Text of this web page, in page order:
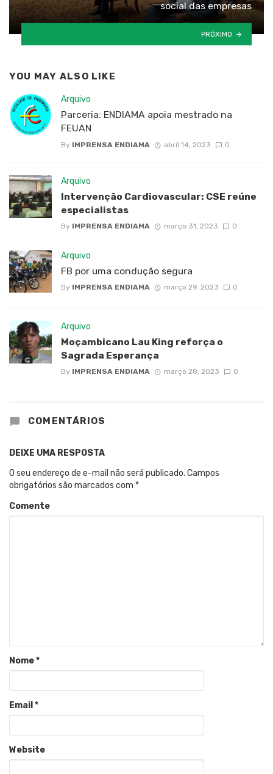
social das empresas
PRÓXIMO
YOU MAY ALSO LIKE
Arquivo
Parceria: ENDIAMA apoia mestrado na
FEUAN
By IMPRENSA ENDIAMA abril 14, 2023 0
Arquivo
Intervenção Cardiovascular: CSE reúne
especialistas
By IMPRENSA ENDIAMA março 31, 2023 0
Arquivo
FB por uma condução segura
By IMPRENSA ENDIAMA março 29, 2023 0
Arquivo
Moçambicano Lau King reforça o
Sagrada Esperança
By IMPRENSA ENDIAMA março 28, 2023 0
COMENTÁRIOS
DEIXE UMA RESPOSTA
O seu endereço de e-mail não será publicado. Campos
obrigatórios são marcados com *
Comente
Nome*
Email *
Website